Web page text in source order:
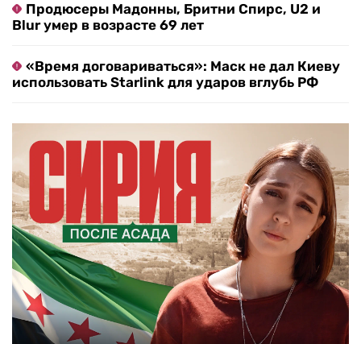
Продюсеры Мадонны, Бритни Спирс, U2 и
Blur умер в возрасте 69 лет
«Время договариваться»: Маск не дал Киеву
использовать Starlink для ударов вглубь РФ